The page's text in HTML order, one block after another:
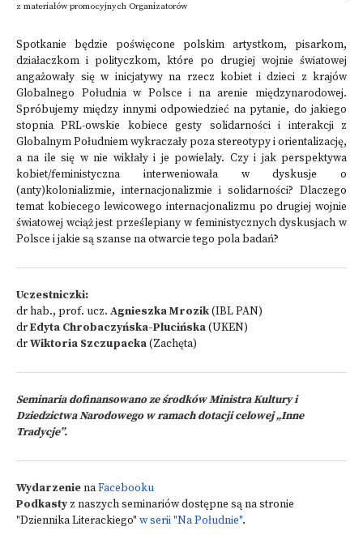
z materiałów promocyjnych Organizatorów
Spotkanie będzie poświęcone polskim artystkom, pisarkom,
działaczkom i polityczkom, które po drugiej wojnie światowej
angażowały się w inicjatywy na rzecz kobiet i dzieci z krajów
Globalnego Południa w Polsce i na arenie międzynarodowej.
Spróbujemy między innymi odpowiedzieć na pytanie, do jakiego
stopnia PRL-owskie kobiece gesty solidarności i interakcji z
Globalnym Południem wykraczały poza stereotypy i orientalizację,
a na ile się w nie wikłały i je powielały. Czy i jak perspektywa
kobiet/feministyczna interweniowała w dyskusje o
(anty)kolonializmie, internacjonalizmie i solidarności? Dlaczego
temat kobiecego lewicowego internacjonalizmu po drugiej wojnie
światowej wciąż jest prześlepiany w feministycznych dyskusjach w
Polsce i jakie są szanse na otwarcie tego pola badań?
Uczestniczki:
dr hab., prof. ucz. AgnieszkaMrozik(IBL PAN)
drEdyta Chrobaczyńska-Plucińska(UKEN)
drWiktoria Szczupacka(Zachęta)
Seminaria dofinansowano ze środków Ministra Kultury i
Dziedzictwa Narodowego w ramach dotacji celowej „Inne
Tradycje”.
WydarzenienaFacebooku
Podkastyz naszych seminariów dostępne są na stronie
"Dziennika Literackiego" w serii "Na Południe".